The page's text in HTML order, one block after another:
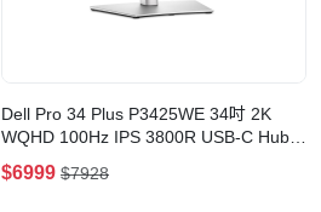
Dell Pro 34 Plus P3425WE 34吋 2K
WQHD 100Hz IPS 3800R USB-C Hub
超寬曲面顯示器
$6999 $7928